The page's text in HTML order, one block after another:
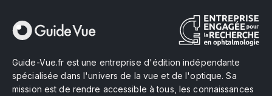
Guide-Vue.fr est une entreprise d'édition indépendante
spécialisée dans l'univers de la vue et de l'optique. Sa
mission est de rendre accessible à tous, les connaissances